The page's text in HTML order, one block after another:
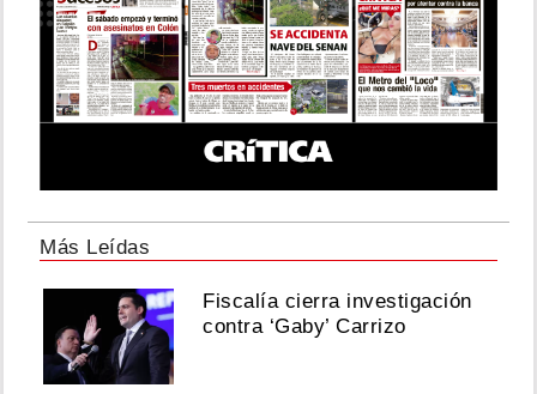
Más Leídas
Fiscalía cierra investigación
contra ‘Gaby’ Carrizo